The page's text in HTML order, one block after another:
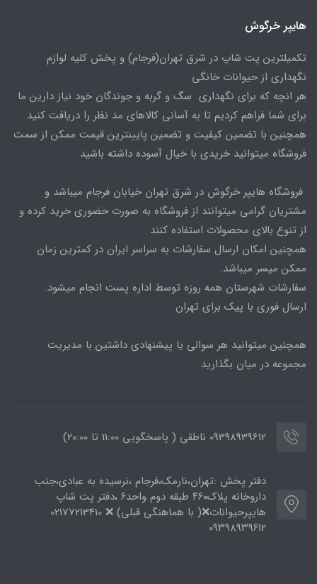
هایپر خرگوش
تکمیلترین پت شاپ در شرق تهران(فرجام) و پخش کلیه لوازم
نگهداری از حیوانات خانگی
هر انچه که برای نگهداری سگ و گربه و جوندگان خود نیاز دارین ما
برای شما فراهم کردیم تا به آسانی کالاهای مد نظر را دریافت کنید
همچنین با تضمین کیفیت و تضمین پایینترین قیمت ممکن از سمت
فروشگاه میتوانید خریدی با خیال آسوده داشته باشید
فروشگاه هایپر خرگوش در شرق تهران خیابان فرجام میباشد و
مشتریان گرامی میتوانند از فروشگاه به صورت حضوری خرید کرده و
از تنوع بالای محصولات استفاده کنند
همچنین امکان ارسال سفارشات به سراسر ایران در کمترین زمان
ممکن میسر میباشد.
سفارشات شهرستان همه روزه توسط اداره پست انجام میشود.
ارسال فوری با پیک برای تهران
همچنین میتوانید هر سوالی یا پیشنهادی داشتین با مدیریت
مجموعه در میان بگذارید
09398939612 ناطقی ( پاسخگویی 11:00 تا ۲۰:00)
دفتر پخش :تهران،نارمک،فرجام ،نرسیده به عبادی،جنب
داروخانه پلاک۴۶۰ طبقه دوم واحد۶ ،دفتر پت شاپ
هایپرحیوانات❌( با هماهنگی قبلی) ❌ 02177213410
۰۹۳۹۸۹۳۹۶۱۲